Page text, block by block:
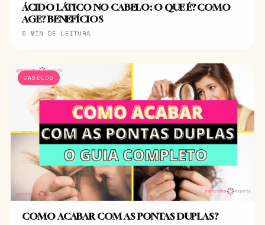
ÁCIDO LÁTICO NO CABELO: O QUE É? COMO
AGE? BENEFÍCIOS
5 MIN DE LEITURA
CABELOS
COMO ACABAR COM AS PONTAS DUPLAS?